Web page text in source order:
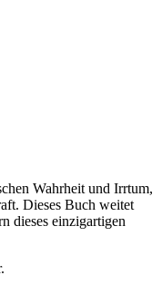
Wahrheit und Irrtum,
Dieses Buch weitet
dieses einzigartigen